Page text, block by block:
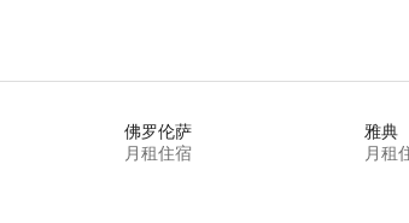
佛罗伦萨
月租住宿
雅典
月租